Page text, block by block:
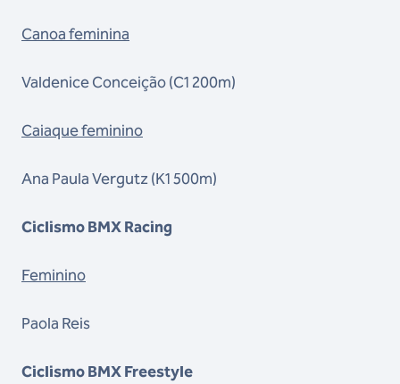
Canoa feminina
Valdenice Conceição (C1 200m)
Caiaque feminino
Ana Paula Vergutz (K1 500m)
Ciclismo BMX Racing
Feminino
Paola Reis
Ciclismo BMX Freestyle